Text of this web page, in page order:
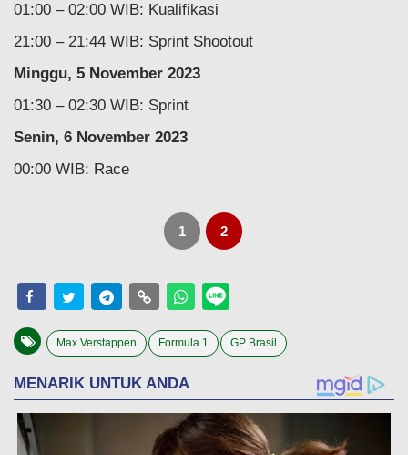
01:00 – 02:00 WIB: Kualifikasi
21:00 – 21:44 WIB: Sprint Shootout
Minggu, 5 November 2023
01:30 – 02:30 WIB: Sprint
Senin, 6 November 2023
00:00 WIB: Race
1 2
Max Verstappen Formula 1 GP Brasil